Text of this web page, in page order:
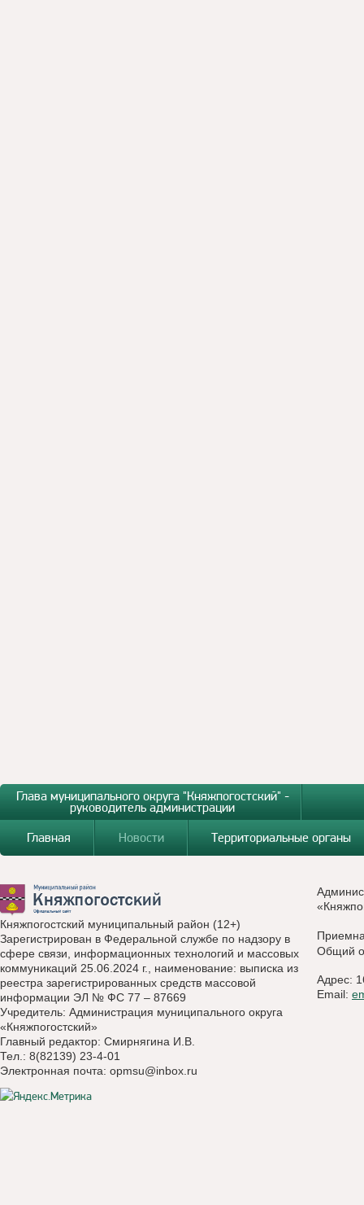
Глава муниципального округа "Княжпогостский" -
руководитель администрации
Главная
Новости Территориальные органы
Княжпогостский муниципальный район (12+)
Зарегистрирован в Федеральной службе по надзору в
сфере связи, информационных технологий и массовых
коммуникаций 25.06.2024 г., наименование: выписка из
реестра зарегистрированных средств массовой
информации ЭЛ № ФС 77 – 87669
Учредитель: Администрация муниципального округа
«Княжпогостский»
Главный редактор: Смирнягина И.В.
Тел.: 8(82139) 23-4-01
Электронная почта: opmsu@inbox.ru
Общий
Адрес:
Email: